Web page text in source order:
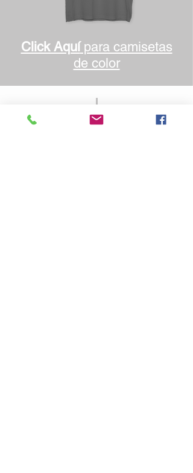
Click Aquípara camisetas
de color